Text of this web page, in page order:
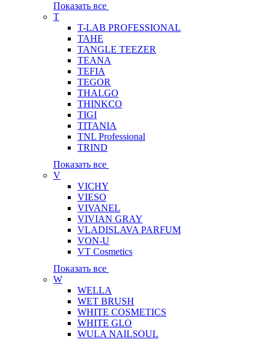
Показать все
T
T-LAB PROFESSIONAL
TAHE
TANGLE TEEZER
TEANA
TEFIA
TEGOR
THALGO
THINKCO
TIGI
TITANIA
TNL Professional
TRIND
Показать все
V
VICHY
VIESO
VIVANEL
VIVIAN GRAY
VLADISLAVA PARFUM
VON-U
VT Cosmetics
Показать все
W
WELLA
WET BRUSH
WHITE COSMETICS
WHITE GLO
WULA NAILSOUL